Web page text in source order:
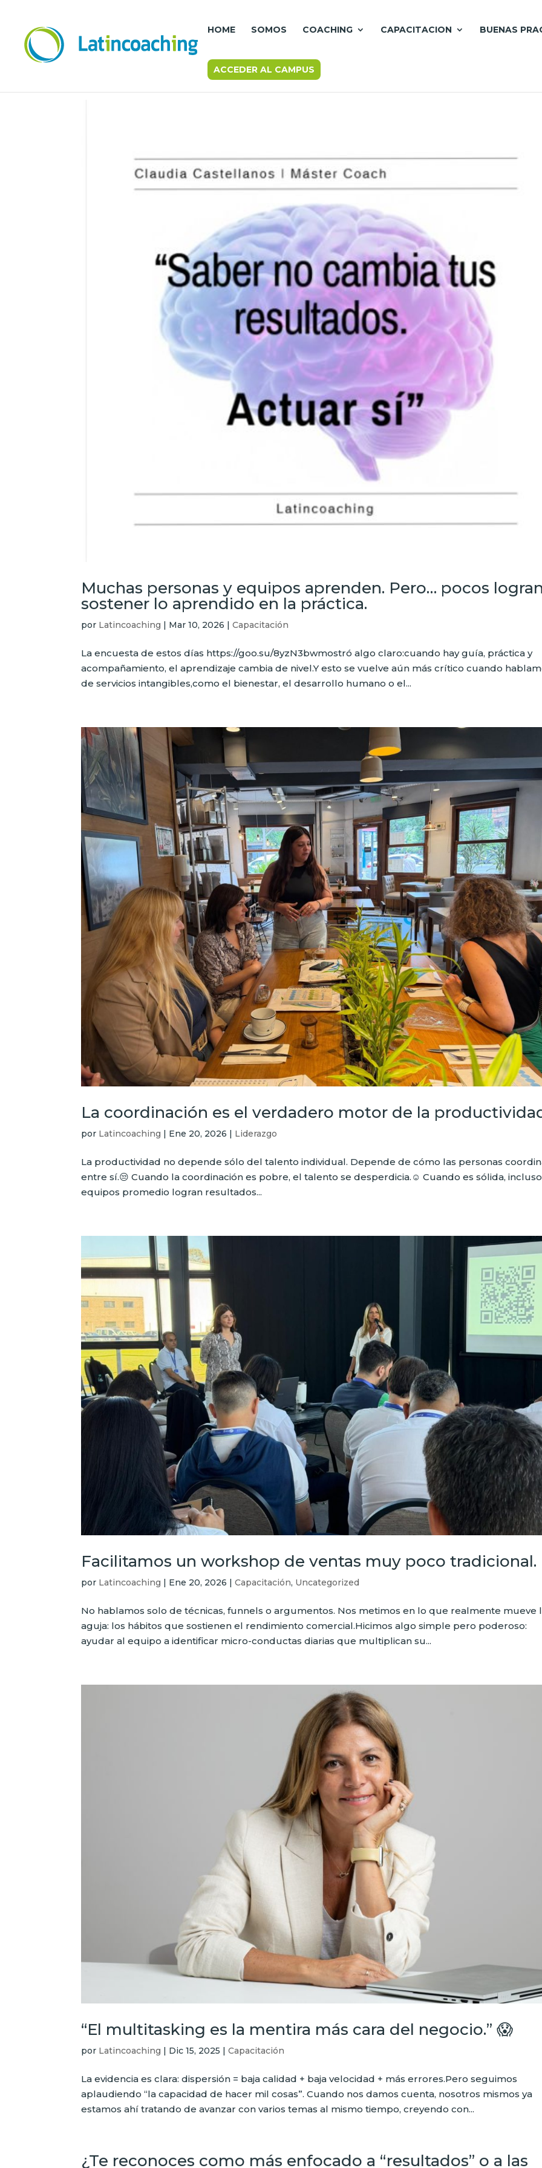
HOME SOMOS COACHING CAPACITACION BUENAS
ACCEDER AL CAMPUS
Muchas personas y equipos aprenden. Pero… pocos
sostener lo aprendido en la práctica.
por Latincoaching | Mar 10, 2026 |Capacitación
La encuesta de estos días https://goo.su/8yzN3bwmostró algo claro:cuando hay guía, práctica y
acompañamiento, el aprendizaje cambia de nivel.Y esto se vuelve aún más crítico cuando
de servicios intangibles,como el bienestar, el desarrollo humano o el...
La coordinación es el verdadero motor de la
por Latincoaching | Ene 20, 2026 | Liderazgo
La productividad no depende sólo del talento individual. Depende de cómo las personas
entre sí.😒 Cuando la coordinación es pobre, el talento se desperdicia.☺️ Cuando es sólida, incluso
equipos promedio logran resultados...
Facilitamos un workshop de ventas muy poco tradicional.
por Latincoaching | Ene 20, 2026 |Capacitación, Uncategorized
No hablamos solo de técnicas, funnels o argumentos. Nos metimos en lo que realmente mueve
aguja: los hábitos que sostienen el rendimiento comercial.Hicimos algo simple pero poderoso:
ayudar al equipo a identificar micro-conductas diarias que multiplican su...
“El multitasking es la mentira más cara del negocio.” 😱
por Latincoaching | Dic 15, 2025 |Capacitación
La evidencia es clara: dispersión = baja calidad + baja velocidad + más errores.Pero seguimos
aplaudiendo “la capacidad de hacer mil cosas”. Cuando nos damos cuenta, nosotros mismos ya
estamos ahí tratando de avanzar con varios temas al mismo tiempo, creyendo con...
¿Te reconoces como más enfocado a “resultados” o a las